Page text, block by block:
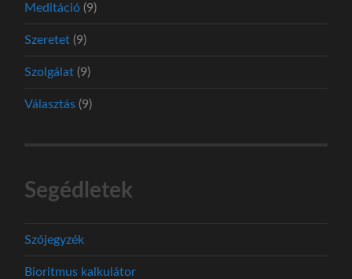
Meditáció (9)
Szeretet (9)
Szolgálat (9)
Választás (9)
Segédletek
Szójegyzék
Bioritmus kalkulátor